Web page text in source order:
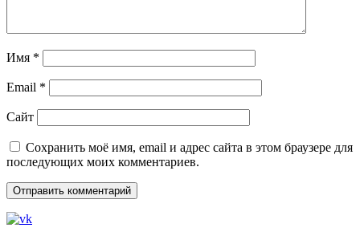
Имя *
Email *
Сайт
Сохранить моё имя, email и адрес сайта в этом браузере для
последующих моих комментариев.